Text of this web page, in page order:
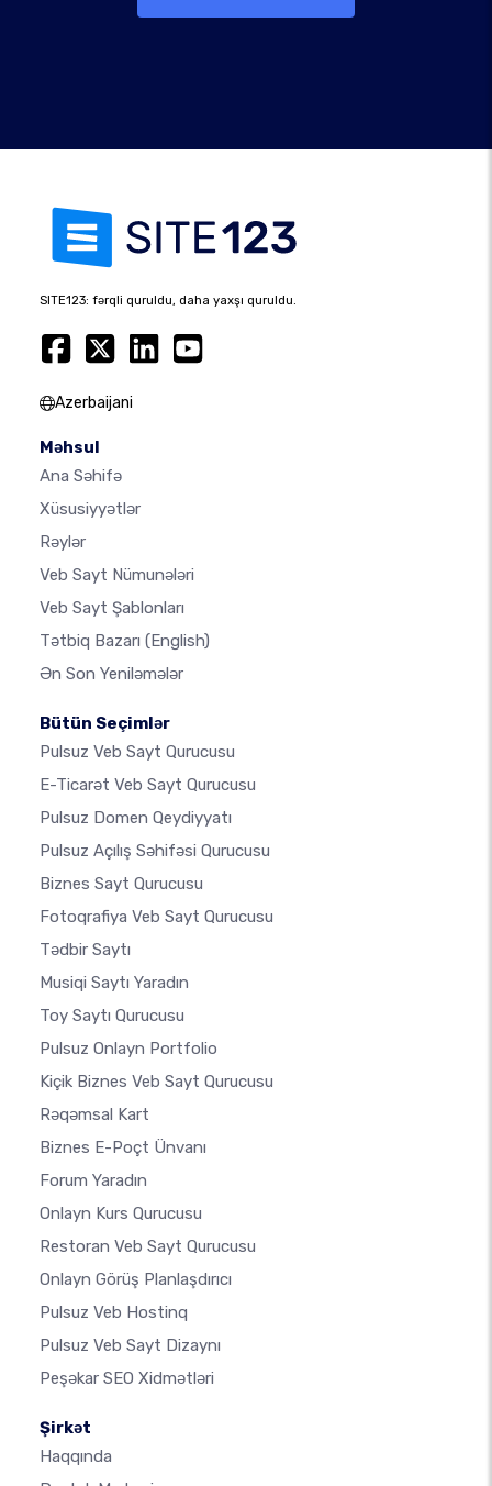
SITE123: fərqli quruldu, daha yaxşı quruldu.
Azerbaijani
Məhsul
Ana Səhifə
Xüsusiyyətlər
Rəylər
Veb Sayt Nümunələri
Veb Sayt Şablonları
Tətbiq Bazarı (English)
Ən Son Yeniləmələr
Bütün Seçimlər
Pulsuz Veb Sayt Qurucusu
E-Ticarət Veb Sayt Qurucusu
Pulsuz Domen Qeydiyyatı
Pulsuz Açılış Səhifəsi Qurucusu
Biznes Sayt Qurucusu
Fotoqrafiya Veb Sayt Qurucusu
Tədbir Saytı
Musiqi Saytı Yaradın
Toy Saytı Qurucusu
Pulsuz Onlayn Portfolio
Kiçik Biznes Veb Sayt Qurucusu
Rəqəmsal Kart
Biznes E-Poçt Ünvanı
Forum Yaradın
Onlayn Kurs Qurucusu
Restoran Veb Sayt Qurucusu
Onlayn Görüş Planlaşdırıcı
Pulsuz Veb Hostinq
Pulsuz Veb Sayt Dizaynı
Peşəkar SEO Xidmətləri
Şirkət
Haqqında